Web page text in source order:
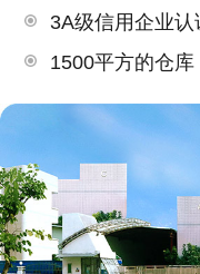
3A级信用企业
1500平方的仓